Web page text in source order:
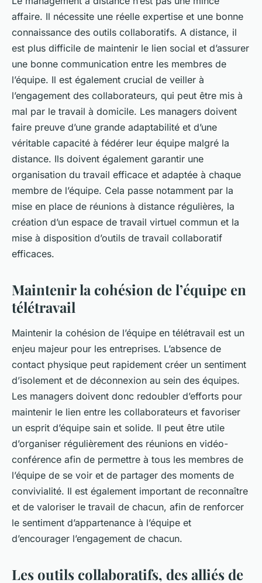
affaire. Il nécessite une réelle expertise et une bonne
connaissance des outils collaboratifs. A distance, il
est plus difficile de maintenir le lien social et d’assurer
une bonne communication entre les membres de
l’équipe. Il est également crucial de veiller à
l’engagement des collaborateurs, qui peut être mis à
mal par le travail à domicile. Les managers doivent
faire preuve d’une grande adaptabilité et d’une
véritable capacité à fédérer leur équipe malgré la
distance. Ils doivent également garantir une
organisation du travail efficace et adaptée à chaque
membre de l’équipe. Cela passe notamment par la
mise en place de réunions à distance régulières, la
création d’un espace de travail virtuel commun et la
mise à disposition d’outils de travail collaboratif
efficaces.
Maintenir la cohésion de l’équipe en
télétravail
Maintenir la cohésion de l’équipe en télétravail est un
enjeu majeur pour les entreprises. L’absence de
contact physique peut rapidement créer un sentiment
d’isolement et de déconnexion au sein des équipes.
Les managers doivent donc redoubler d’efforts pour
maintenir le lien entre les collaborateurs et favoriser
un esprit d’équipe sain et solide. Il peut être utile
d’organiser régulièrement des réunions en vidéo-
conférence afin de permettre à tous les membres de
l’équipe de se voir et de partager des moments de
convivialité. Il est également important de reconnaître
et de valoriser le travail de chacun, afin de renforcer
le sentiment d’appartenance à l’équipe et
d’encourager l’engagement de chacun.
Les outils collaboratifs, des alliés de